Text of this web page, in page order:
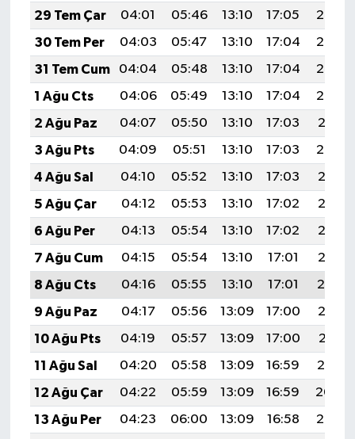
29 Tem Çar
04:01 05:46 13:10 17:05
20:25
30 Tem Per
04:03 05:47 13:10 17:04
20:24
31 Tem Cum
04:04 05:48 13:10 17:04
20:23
1 Ağu Cts
04:06 05:49 13:10 17:04
20:22
2 Ağu Paz
04:07 05:50 13:10 17:03
20:21
3 Ağu Pts
04:09 05:51 13:10 17:03
20:20
4 Ağu Sal
04:10 05:52 13:10 17:03
20:18
5 Ağu Çar
04:12 05:53 13:10 17:02
20:17
6 Ağu Per
04:13 05:54 13:10 17:02
20:16
7 Ağu Cum
04:15 05:54 13:10 17:01
20:15
8 Ağu Cts
04:16 05:55 13:10 17:01
20:14
9 Ağu Paz
04:17 05:56 13:09 17:00
20:13
10 Ağu Pts
04:19 05:57 13:09 17:00
20:11
11 Ağu Sal
04:20 05:58 13:09 16:59
20:10
12 Ağu Çar
04:22 05:59 13:09 16:59
20:09
13 Ağu Per
04:23 06:00 13:09 16:58
20:07